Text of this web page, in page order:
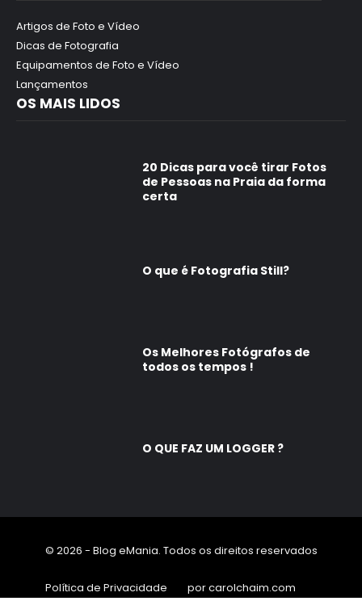
Artigos de Foto e Vídeo
Dicas de Fotografia
Equipamentos de Foto e Vídeo
Lançamentos
OS MAIS LIDOS
20 Dicas para você tirar Fotos
de Pessoas na Praia da forma
certa
O que é Fotografia Still?
Os Melhores Fotógrafos de
todos os tempos !
O QUE FAZ UM LOGGER ?
© 2026 - Blog eMania. Todos os direitos reservados
Política de Privacidade por carolchaim.com